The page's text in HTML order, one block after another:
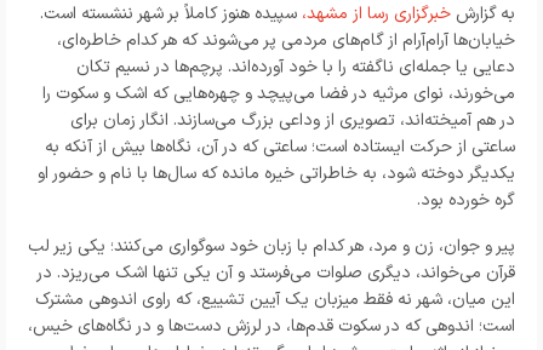
به گزارش خبرگزاری رسا از مشهد، سپیده هنوز کاملاً بر شهر ننشسته است.
خیابان‌ها آرام‌آرام از گام‌های مردمی پر می‌شوند که هر کدام خاطره‌ای،
دعایی یا جمله‌ای ناگفته را با خود آورده‌اند. پرچم‌ها در نسیم تکان
می‌خورند، نوای مرثیه در فضا می‌پیچد و چهره‌هایی که اشک و سکوت را
در هم آمیخته‌اند، تصویری از وداعی بزرگ می‌سازند. انگار زمان برای
ساعتی از حرکت ایستاده است؛ ساعتی که در آن، نگاه‌ها بیش از آنکه به
یکدیگر دوخته شود، به خاطراتی خیره مانده که سال‌ها با نام و حضور او
گره خورده بود.
پیر و جوان، زن و مرد، هر کدام با زبان خود سوگواری می‌کنند؛ یکی زیر لب
قرآن می‌خواند، دیگری صلوات می‌فرستد و آن یکی تنها اشک می‌ریزد. در
این میان، شهر نه فقط میزبان یک آیین تشییع، که راوی اندوهی مشترک
است؛ اندوهی که در سکوت قدم‌ها، در لرزش دست‌ها و در نگاه‌های خیس،